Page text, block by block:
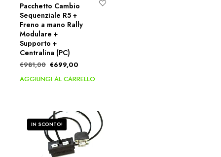
Pacchetto Cambio
Sequenziale R5 +
Freno a mano Rally
Modulare +
Supporto +
Centralina (PC)
€981,00 €699,00
AGGIUNGI AL CARRELLO
IN SCONTO!